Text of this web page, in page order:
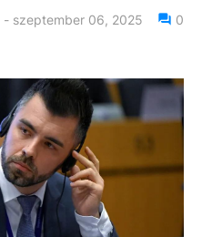
- szeptember 06, 2025 0